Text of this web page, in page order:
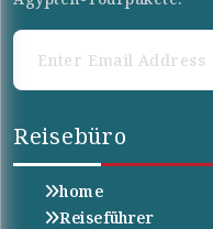
Reisebüro
home
Reiseführer